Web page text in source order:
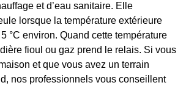
et d’eau sanitaire. Elle
lorsque la température extérieure
°C environ. Quand cette température
fioul ou gaz prend le relais. Si vous
et que vous avez un terrain
nos professionnels vous conseillent